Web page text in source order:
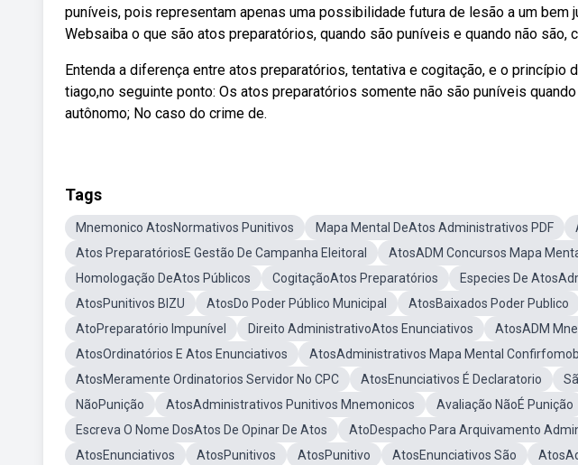
puníveis, pois representam apenas uma possibilidade futura de lesão a um bem
Websaiba o que são atos preparatórios, quando são puníveis e quando não
Entenda a diferença entre atos preparatórios, tentativa e cogitação, e o princípio
tiago,no seguinte ponto: Os atos preparatórios somente não são puníveis
autônomo; No caso do crime de.
Tags
Mnemonico AtosNormativos Punitivos Mapa Mental DeAtos Administrativos PDF
Atos PreparatóriosE Gestão De Campanha Eleitoral
AtosADM Concursos Mapa
Homologação DeAtos Públicos
CogitaçãoAtos Preparatórios
Especies De
AtosPunitivos BIZU
AtosDo Poder Público Municipal AtosBaixados Poder Publico
AtoPreparatório Impunível
Direito AdministrativoAtos Enunciativos AtosADM
AtosOrdinatórios E Atos Enunciativos
AtosAdministrativos Mapa Mental Confirfomob
AtosMeramente Ordinatorios Servidor No CPC
AtosEnunciativos É Declaratorio
NãoPunição
AtosAdministrativos Punitivos Mnemonicos Avaliação NãoÉ Punição
Escreva O Nome DosAtos De Opinar De Atos
AtoDespacho Para Arquivamento
AtosEnunciativos
AtosPunitivos AtosPunitivo AtosEnunciativos São